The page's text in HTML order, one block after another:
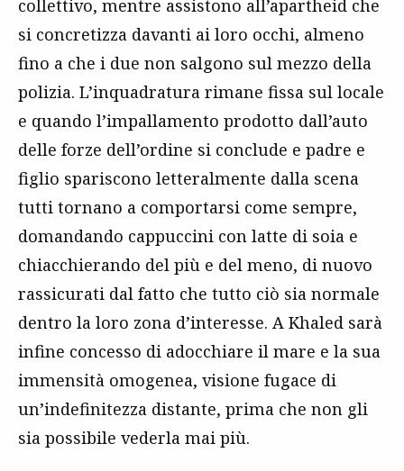
collettivo, mentre assistono all’apartheid che
si concretizza davanti ai loro occhi, almeno
fino a che i due non salgono sul mezzo della
polizia. L’inquadratura rimane fissa sul locale
e quando l’impallamento prodotto dall’auto
delle forze dell’ordine si conclude e padre e
figlio spariscono letteralmente dalla scena
tutti tornano a comportarsi come sempre,
domandando cappuccini con latte di soia e
chiacchierando del più e del meno, di nuovo
rassicurati dal fatto che tutto ciò sia normale
dentro la loro zona d’interesse. A Khaled sarà
infine concesso di adocchiare il mare e la sua
immensità omogenea, visione fugace di
un’indefinitezza distante, prima che non gli
sia possibile vederla mai più.